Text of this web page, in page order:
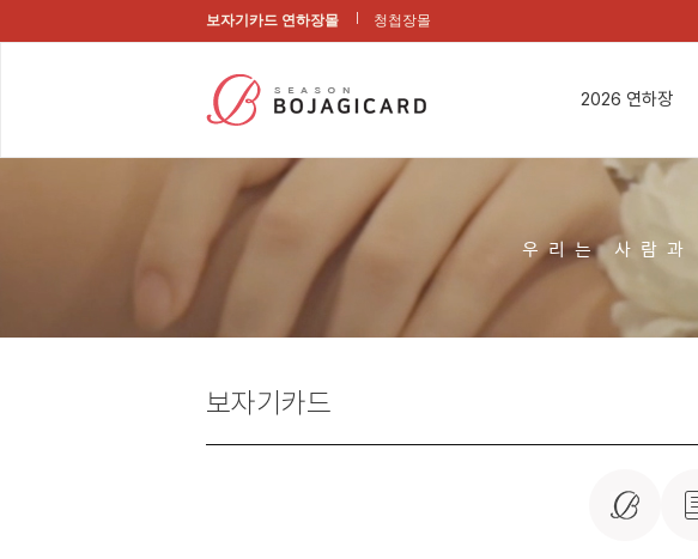
보자기카드 연하장몰 청첩장몰
2026 연하장
우리는 사람
보자기카드